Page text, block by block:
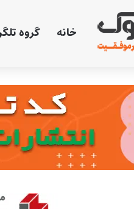
خانه گروه